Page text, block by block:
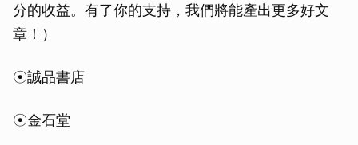
分的收益。有了你的支持，我們將能產出更多好文
章！）
☉誠品書店
☉金石堂